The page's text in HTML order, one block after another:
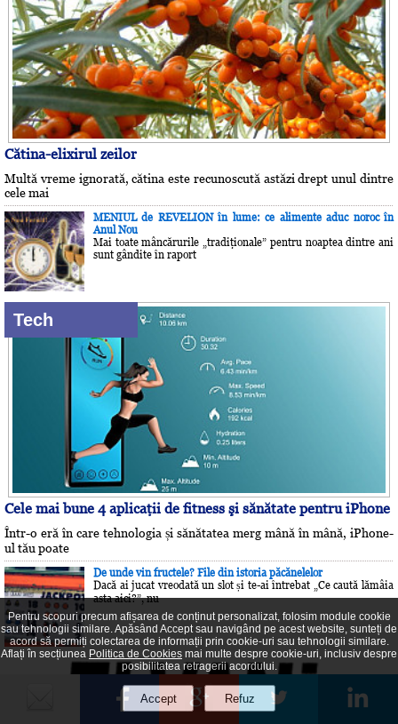
Cătina-elixirul zeilor
Multă vreme ignorată, cătina este recunoscută astăzi drept unul dintre
cele mai
MENIUL de REVELION în lume: ce alimente aduc noroc în
Anul Nou
Mai toate mâncărurile „tradiţionale” pentru noaptea dintre ani
sunt gândite în raport
Tech
Cele mai bune 4 aplicaţii de fitness şi sănătate pentru iPhone
Într-o eră în care tehnologia și sănătatea merg mână în mână, iPhone-
ul tău poate
De unde vin fructele? File din istoria păcănelelor
Dacă ai jucat vreodată un slot și te-ai întrebat „Ce caută lămâia
asta aici?”, nu
Pentru scopuri precum afișarea de conținut personalizat, folosim module cookie
sau tehnologii similare. Apăsând Accept sau navigând pe acest website, sunteți de
acord să permiți colectarea de informații prin cookie-uri sau tehnologii similare.
Aflați în secțiunea Politica de Cookies mai multe despre cookie-uri, inclusiv despre
posibilitatea retragerii acordului.